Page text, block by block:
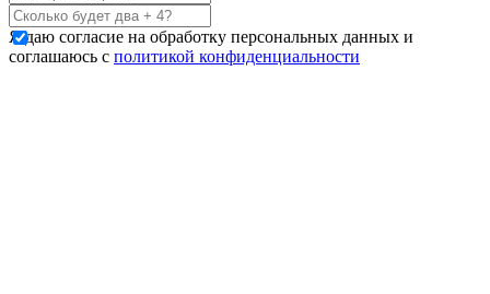
Я даю согласие на обработку персональных данных и
соглашаюсь с политикой конфиденциальности